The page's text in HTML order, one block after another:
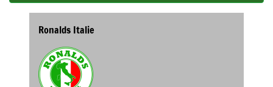
Ronalds Italie